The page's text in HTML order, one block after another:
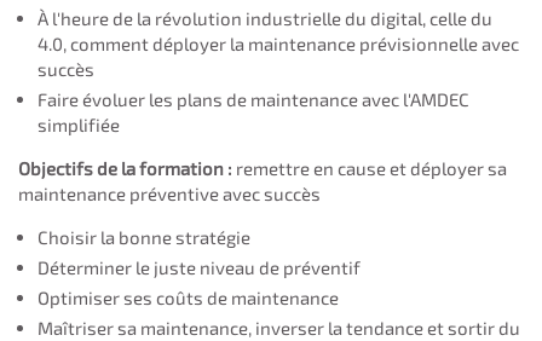
À l'heure de la révolution industrielle du digital, celle du
4.0, comment déployer la maintenance prévisionnelle avec
succès
Faire évoluer les plans de maintenance avec l'AMDEC
simplifiée
Objectifs de la formation : remettre en cause et déployer sa
maintenance préventive avec succès
Choisir la bonne stratégie
Déterminer le juste niveau de préventif
Optimiser ses coûts de maintenance
Maîtriser sa maintenance, inverser la tendance et sortir du